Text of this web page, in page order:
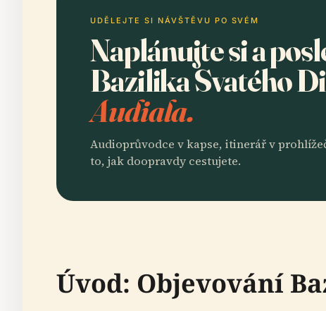
UDĚLEJTE SI NÁVŠTĚVU PO SVÉM
Naplánujte si a
Bazilika Svatého
Audiala.
Audioprůvodce v kapse, itinerář v
to, jak doopravdy cestujete.
Úvod: Objevování